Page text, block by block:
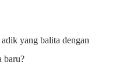
yang balita dengan
baru?